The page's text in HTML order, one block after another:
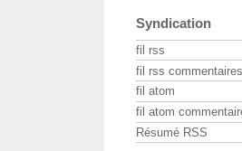
Syndication
fil rss
fil rss commentaires
fil atom
fil atom
Résumé RSS